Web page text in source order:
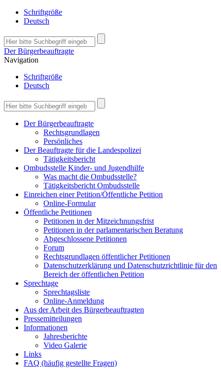
Schriftgröße
Deutsch
Der Bürgerbeauftragte
Navigation
Schriftgröße
Deutsch
Der Bürgerbeauftragte
Rechtsgrundlagen
Persönliches
Der Beauftragte für die Landespolizei
Tätigkeitsbericht
Ombudsstelle Kinder- und Jugendhilfe
Was macht die Ombudsstelle?
Tätigkeitsbericht Ombudsstelle
Einreichen einer Petition/Öffentliche Petition
Online-Formular
Öffentliche Petitionen
Petitionen in der Mitzeichnungsfrist
Petitionen in der parlamentarischen Beratung
Abgeschlossene Petitionen
Forum
Rechtsgrundlagen öffentlicher Petitionen
Datenschutzerklärung und Datenschutzrichtlinie für den
Bereich der öffentlichen Petition
Sprechtage
Sprechtagsliste
Online-Anmeldung
Aus der Arbeit des Bürgerbeauftragten
Pressemitteilungen
Informationen
Jahresberichte
Video Galerie
Links
FAQ (häufig gestellte Fragen)